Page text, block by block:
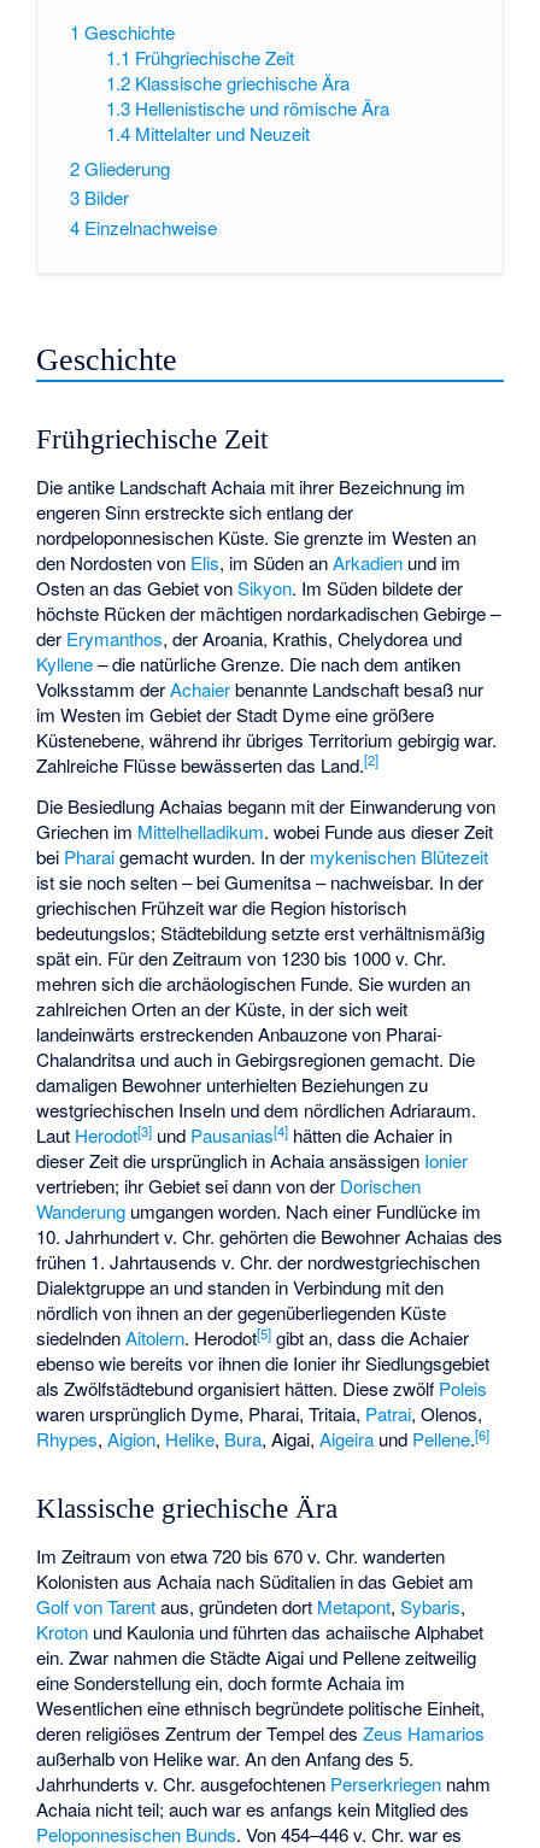
1 Geschichte
1.1 Frühgriechische Zeit
1.2 Klassische griechische Ära
1.3 Hellenistische und römische Ära
1.4 Mittelalter und Neuzeit
2Gliederung
3 Bilder
4 Einzelnachweise
Geschichte
Frühgriechische Zeit
Die antike Landschaft Achaia mit ihrer Bezeichnung im
engeren Sinn erstreckte sich entlang der
nordpeloponnesischen Küste. Sie grenzte im Westen an
den Nordosten von Elis, im Süden anArkadien und im
Osten an das Gebiet vonSikyon. Im Süden bildete der
höchste Rücken der mächtigen nordarkadischen Gebirge –
der Erymanthos, der Aroania, Krathis, Chelydorea und
Kyllene– die natürliche Grenze. Die nach dem antiken
Volksstamm derAchaierbenannte Landschaft besaß nur
im Westen im Gebiet der Stadt Dymeeine größere
Küstenebene, während ihr übriges Territorium gebirgig war.
Zahlreiche Flüsse bewässerten das Land.[2]
Die Besiedlung Achaias begann mit der Einwanderung von
Griechen im Mittelhelladikum. wobei Funde aus dieser Zeit
bei Pharaigemacht wurden. In der mykenischen Blütezeit
ist sie noch selten – bei Gumenitsa – nachweisbar. In der
griechischen Frühzeit war die Region historisch
bedeutungslos; Städtebildung setzte erst verhältnismäßig
spät ein. Für den Zeitraum von 1230 bis 1000 v. Chr.
mehren sich die archäologischen Funde. Sie wurden an
zahlreichen Orten an der Küste, in der sich weit
landeinwärts erstreckenden Anbauzone von Pharai-
Chalandritsa und auch in Gebirgsregionen gemacht. Die
damaligen Bewohner unterhielten Beziehungen zu
westgriechischen Inseln und dem nördlichen Adriaraum.
Laut Herodot[3] und Pausanias[4] hätten die Achaier in
dieser Zeit die ursprünglich in Achaia ansässigen Ionier
vertrieben; ihr Gebiet sei dann von der Dorischen
Wanderung umgangen worden. Nach einer Fundlücke im
10. Jahrhundert v. Chr. gehörten die Bewohner Achaias des
frühen 1. Jahrtausends v. Chr. der nordwestgriechischen
Dialektgruppe an und standen in Verbindung mit den
nördlich von ihnen an der gegenüberliegenden Küste
siedelndenAitolern. Herodot[5] gibt an, dass die Achaier
ebenso wie bereits vor ihnen die Ionier ihr Siedlungsgebiet
als Zwölfstädtebund organisiert hätten. Diese zwölf Poleis
waren ursprünglich Dyme, Pharai,Tritaia, Patrai,Olenos,
Rhypes,Aigion, Helike, Bura,Aigai,Aigeira und Pellene.[6]
Klassische griechische Ära
Im Zeitraum von etwa 720 bis 670 v. Chr. wanderten
Kolonisten aus Achaia nach Süditalien in das Gebiet am
Golf von Tarentaus, gründeten dort Metapont,Sybaris,
Kroton und Kaulonia und führten das achaiische Alphabet
ein. Zwar nahmen die Städte Aigai und Pellene zeitweilig
eine Sonderstellung ein, doch formte Achaia im
Wesentlichen eine ethnisch begründete politische Einheit,
deren religiöses Zentrum der Tempel desZeus Hamarios
außerhalb von Helike war. An den Anfang des 5.
Jahrhunderts v. Chr. ausgefochtenen Perserkriegen nahm
Achaia nicht teil; auch war es anfangs kein Mitglied des
Peloponnesischen Bunds. Von 454–446 v. Chr. war es